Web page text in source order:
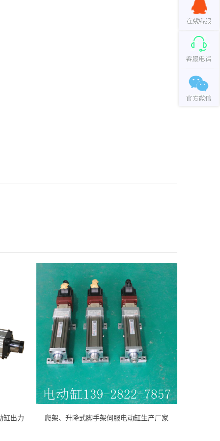
缸出力 爬架、升降式脚手架伺服电动缸生产厂家